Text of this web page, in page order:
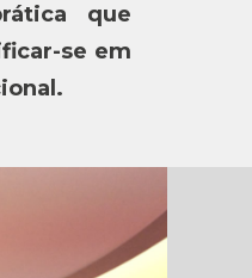
que
se em